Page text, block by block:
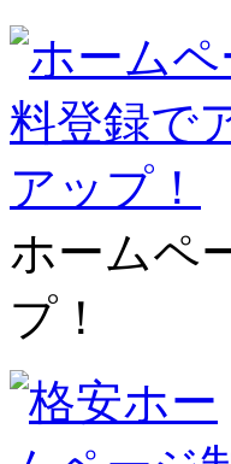
ホームペ
プ！